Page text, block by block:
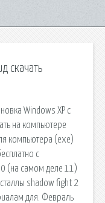
скачать
Windows XP с
на компьютере
компьютера (exe)
с
(на самом деле 11)
shadow fight 2
для. Февраль